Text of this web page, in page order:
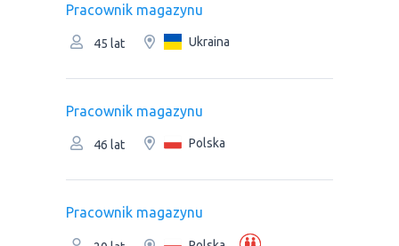
Рracownik magazynu
45 lat Ukraina
Рracownik magazynu
46 lat Polska
Рracownik magazynu